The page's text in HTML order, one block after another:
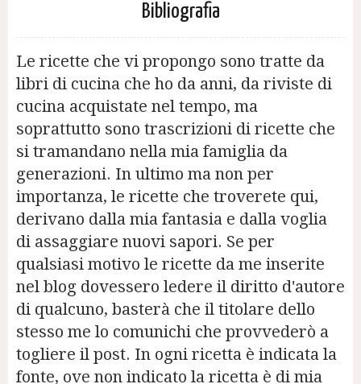
Bibliografia
Le ricette che vi propongo sono tratte da
libri di cucina che ho da anni, da riviste di
cucina acquistate nel tempo, ma
soprattutto sono trascrizioni di ricette che
si tramandano nella mia famiglia da
generazioni. In ultimo ma non per
importanza, le ricette che troverete qui,
derivano dalla mia fantasia e dalla voglia
di assaggiare nuovi sapori. Se per
qualsiasi motivo le ricette da me inserite
nel blog dovessero ledere il diritto d'autore
di qualcuno, basterà che il titolare dello
stesso me lo comunichi che provvederò a
togliere il post. In ogni ricetta è indicata la
fonte, ove non indicato la ricetta è di mia